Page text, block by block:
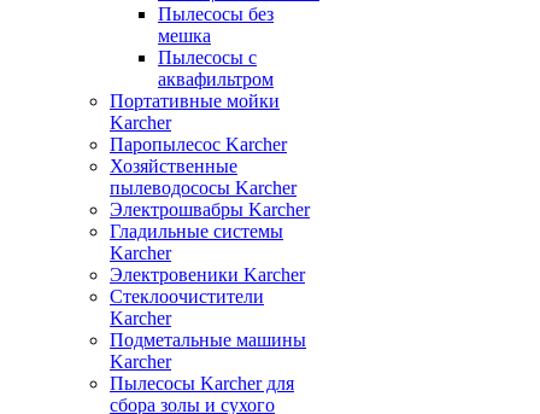
Пылесосы без
мешка
Пылесосы с
аквафильтром
Портативные мойки
Karcher
Паропылесос Karcher
Хозяйственные
пылеводососы Karcher
Электрошвабры Karcher
Гладильные системы
Karcher
Электровеники Karcher
Стеклоочистители
Karcher
Подметальные машины
Karcher
Пылесосы Karcher для
сбора золы и сухого